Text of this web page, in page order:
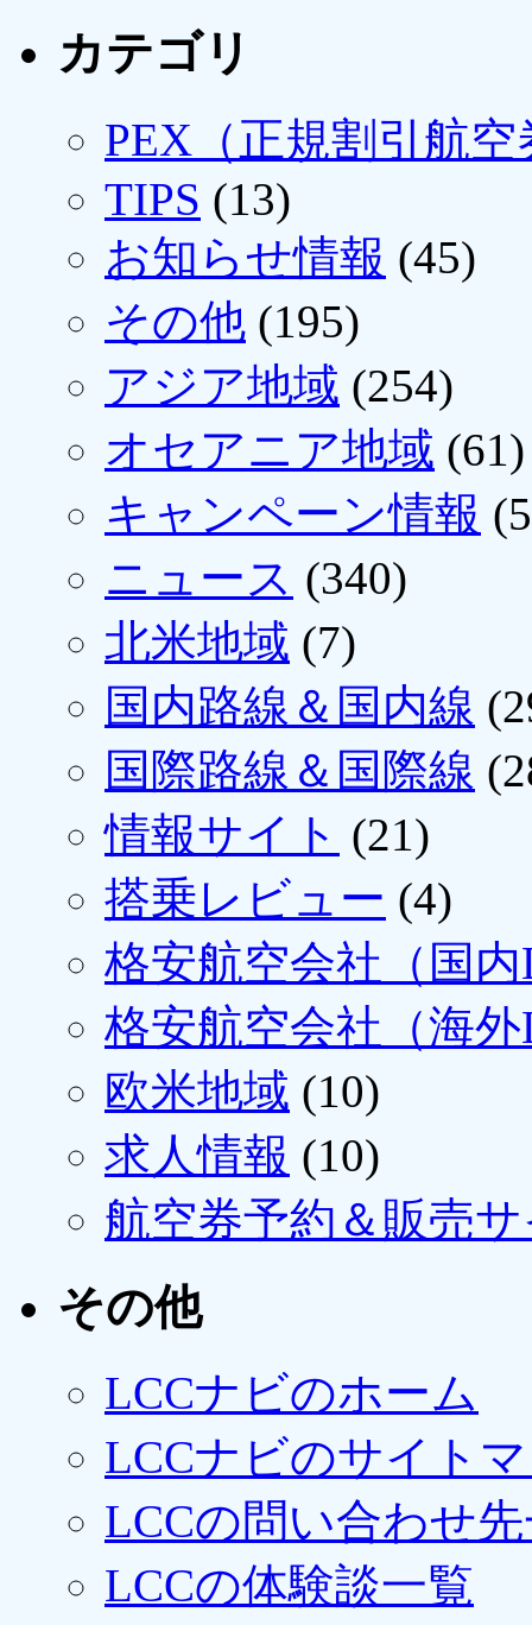
カテゴリ
PEX（正規割引航空
TIPS (13)
お知らせ情報 (45)
その他 (195)
アジア地域 (254)
オセアニア地域 (61)
キャンペーン情報
ニュース (340)
北米地域 (7)
国内路線＆国内線
国際路線＆国際線
情報サイト (21)
搭乗レビュー (4)
格安航空会社（国
格安航空会社（海
欧米地域 (10)
求人情報 (10)
航空券予約＆販売
その他
LCCナビのホーム
LCCナビのサイト
LCCの問い合わせ
LCCの体験談一覧